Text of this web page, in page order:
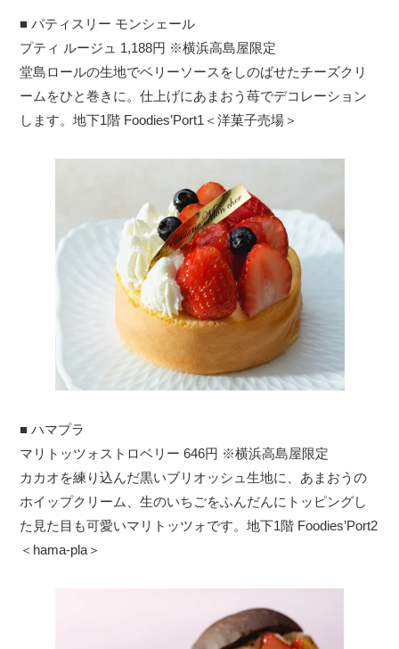
■ パティスリー モンシェール
プティ ルージュ 1,188円 ※横浜高島屋限定
堂島ロールの生地でベリーソースをしのばせたチーズクリ
ームをひと巻きに。仕上げにあまおう苺でデコレーション
します。地下1階 Foodies’Port1＜洋菓子売場＞
■ ハマプラ
マリトッツォストロベリー 646円 ※横浜高島屋限定
カカオを練り込んだ黒いブリオッシュ生地に、あまおうの
ホイップクリーム、生のいちごをふんだんにトッピングし
た見た目も可愛いマリトッツォです。地下1階 Foodies’Port2
＜hama-pla＞